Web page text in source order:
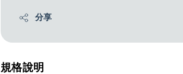
分享
規格說明